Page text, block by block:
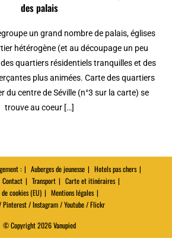
des palais
un grand nombre de palais, églises
hétérogène (et au découpage un peu
quartiers résidentiels tranquilles et des
plus animées. Carte des quartiers
du centre de Séville (n°3 sur la carte) se
trouve au coeur […]
: Auberges de jeunesse
Hotels pas chers
Contact Transport
Carte et itinéraires
cookies (EU)
Mentions légales
Pinterest / Instagram / Youtube / Flickr
© Copyright 2026 Vanupied